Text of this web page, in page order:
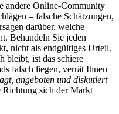
andere Online-Community
– falsche Schätzungen,
darüber, welche
Behandeln Sie jeden
nicht als endgültiges Urteil.
bleibt, ist das schiere
falsch liegen, verrät Ihnen
angeboten und diskutiert
Richtung sich der Markt